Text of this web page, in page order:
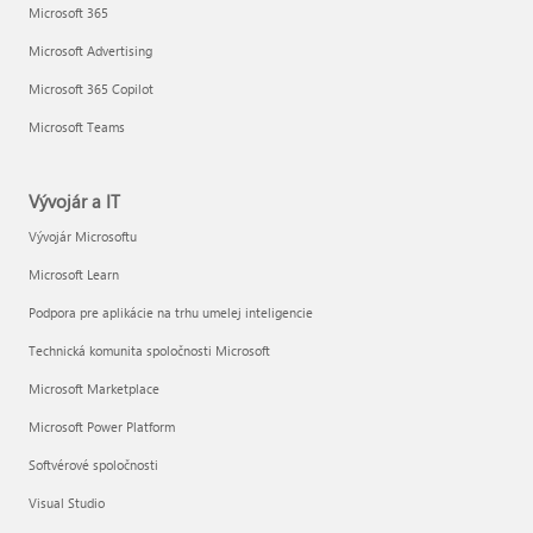
Microsoft 365
Microsoft Advertising
Microsoft 365 Copilot
Microsoft Teams
Vývojár a IT
Vývojár Microsoftu
Microsoft Learn
Podpora pre aplikácie na trhu umelej inteligencie
Technická komunita spoločnosti Microsoft
Microsoft Marketplace
Microsoft Power Platform
Softvérové spoločnosti
Visual Studio